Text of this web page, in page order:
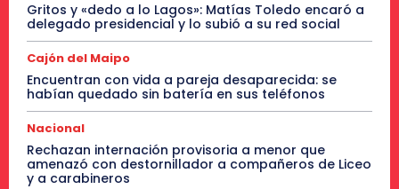
Gritos y «dedo a lo Lagos»: Matías Toledo encaró a
delegado presidencial y lo subió a su red social
Cajón del Maipo
Encuentran con vida a pareja desaparecida: se
habían quedado sin batería en sus teléfonos
Nacional
Rechazan internación provisoria a menor que
amenazó con destornillador a compañeros de Liceo
y a carabineros